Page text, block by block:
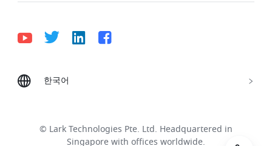
한국어
Tiếng Việt
ไทย 한국어 日本語 中文
© Lark Technologies Pte. Ltd. Headquartered in
Singapore with offices worldwide.